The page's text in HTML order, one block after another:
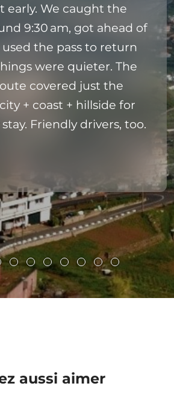
early. We caught the
9:30 am, got ahead of
the pass to return
were quieter. The
covered just the
+ coast + hillside for
Friendly drivers, too.
aussi aimer